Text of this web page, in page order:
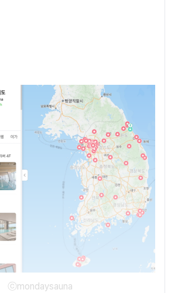
ⓒmondaysauna